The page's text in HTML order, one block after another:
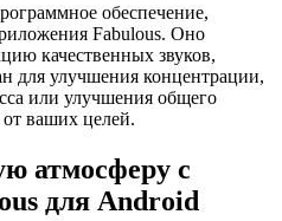
обеспечение,
Fabulous. Оно
качественных звуков,
для улучшения концентрации,
или улучшения общего
от ваших целей.
атмосферу с
для Android